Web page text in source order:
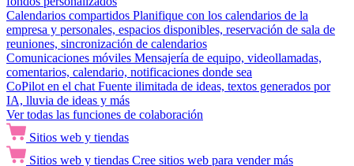
Calendarios compartidos Planifique con los calendarios de la
empresa y personales, espacios disponibles, reservación de sala de
reuniones, sincronización de calendarios
Comunicaciones móviles Mensajería de equipo, videollamadas,
comentarios, calendario, notificaciones donde sea
CoPilot en el chat Fuente ilimitada de ideas, textos generados por
IA, lluvia de ideas y más
Ver todas las funciones de colaboración
Sitios web y tiendas
Sitios web y tiendas Cree sitios web para vender más